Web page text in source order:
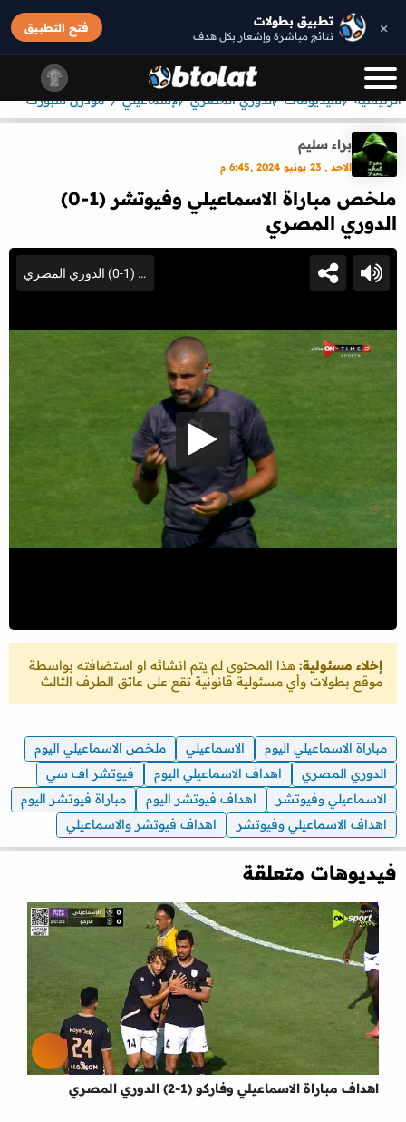
× تطبيق بطولات
نتائج مباشرة وإشعار بكل هدف
فتح التطبيق
الرئيسيه الفيديوهات الدوري المصري الإسماعيلي مودرن سبورت
براء سليم
الاحد , 23 يونيو 2024 ,6:45 م
ملخص مباراة الاسماعيلي وفيوتشر (1-0)
الدوري المصري
إخلاء مسئولية: هذا المحتوى لم يتم انشائه او استضافته بواسطة
موقع بطولات وأي مسئولية قانونية تقع على عاتق الطرف الثالث
مباراة الاسماعيلي اليوم الاسماعيلي
ملخص الاسماعيلي اليوم
الدوري المصري
اهداف الاسماعيلي اليوم
فيوتشر اف سي
الاسماعيلي وفيوتشر
اهداف فيوتشر اليوم
مباراة فيوتشر اليوم
اهداف الاسماعيلي وفيوتشر
اهداف فيوتشر والاسماعيلي
فيديوهات متعلقة
اهداف مباراة الاسماعيلي وفاركو (1-2) الدوري المصري